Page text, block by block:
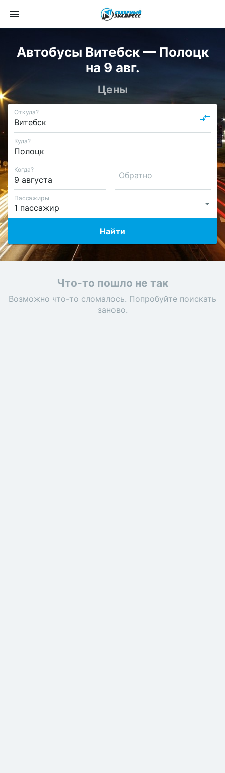
Автобусы Витебск — Полоцк
на 9 авг.
Цены
Откуда?
Куда?
Когда?
Обратно
Пассажиры
Найти
Что-то пошло не так
Возможно что-то сломалось. Попробуйте поискать
заново.